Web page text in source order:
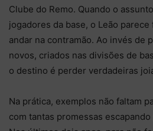
Clube do Remo. Quando o
jogadores da base, o Leão
andar na contramão. Ao invés de
novos, criados nas divisões de
o destino é perder verdadeiras
Na prática, exemplos não faltam
com tantas promessas